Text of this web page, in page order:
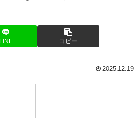
LINE コピー
2025.12.19